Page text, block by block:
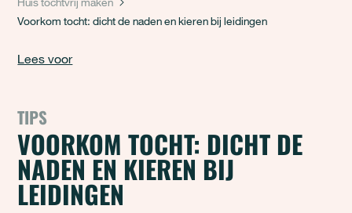
Voorkom tocht: dicht de naden en kieren bij leidingen
Lees voor
TIPS
VOORKOM TOCHT: DICHT DE
NADEN EN KIEREN BIJ
LEIDINGEN